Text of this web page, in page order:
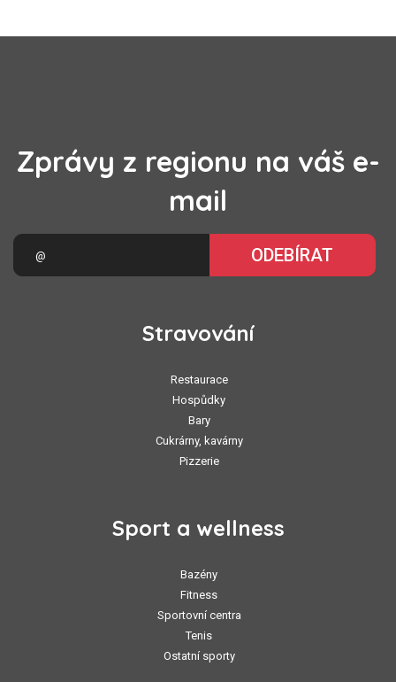
Zprávy z regionu na váš e-
mail
ODEBÍRAT
Stravování
Restaurace
Hospůdky
Bary
Cukrárny, kavárny
Pizzerie
Sport a wellness
Bazény
Fitness
Sportovní centra
Tenis
Ostatní sporty